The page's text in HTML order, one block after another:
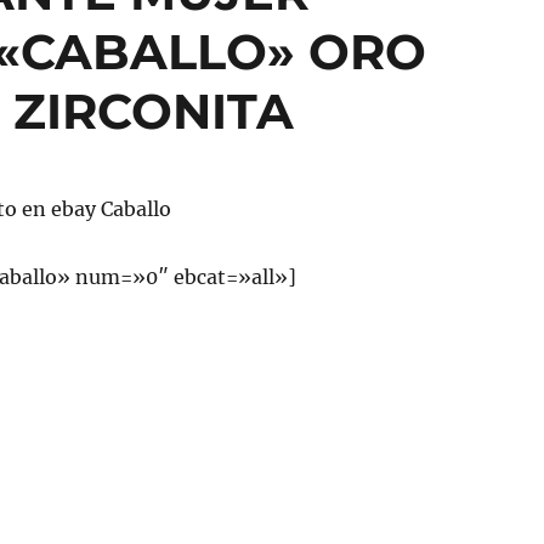
ORO
en ebay Caballo
num=»0″ ebcat=»all»]